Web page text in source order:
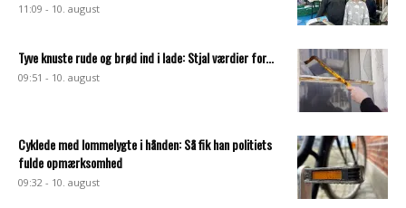
11:09 - 10. august
Tyve knuste rude og brød ind i lade: Stjal værdier for...
09:51 - 10. august
Cyklede med lommelygte i hånden: Så fik han politiets
fulde opmærksomhed
09:32 - 10. august